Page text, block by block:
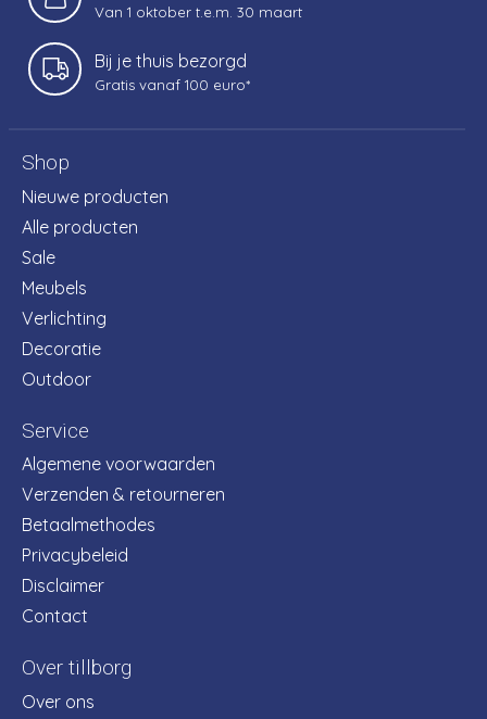
Van 1 oktober t.e.m. 30 maart
Bij je thuis bezorgd
Gratis vanaf 100 euro*
Shop
Nieuwe producten
Alle producten
Sale
Meubels
Verlichting
Decoratie
Outdoor
Service
Algemene voorwaarden
Verzenden & retourneren
Betaalmethodes
Privacybeleid
Disclaimer
Contact
Over tillborg
Over ons